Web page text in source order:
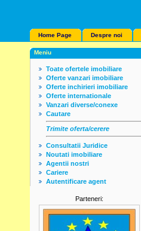
Home Page Despre noi
Meniu
Toate ofertele imobiliare
Oferte vanzari imobiliare
Oferte inchirieri imobiliare
Oferte internationale
Vanzari diverse/conexe
Cautare
Trimite oferta/cerere
Consultatii Juridice
Noutati imobiliare
Agentii nostri
Cariere
Autentificare agent
Parteneri: